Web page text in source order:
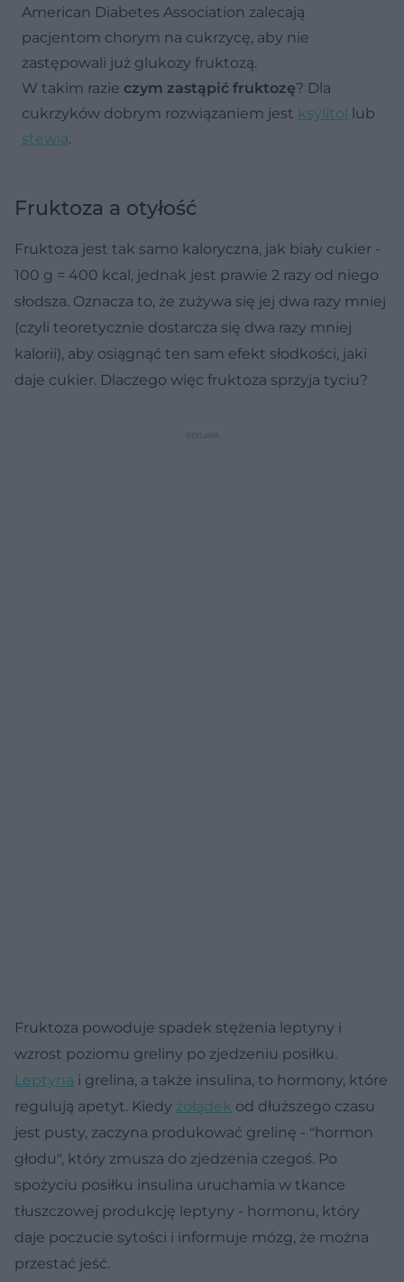
American Diabetes Association zalecają
pacjentom chorym na cukrzycę, aby nie
zastępowali już glukozy fruktozą.
W takim razie czym zastąpić fruktozę? Dla
cukrzyków dobrym rozwiązaniem jest ksylitol lub
stewia.
Fruktoza a otyłość
Fruktoza jest tak samo kaloryczna, jak biały cukier -
100 g = 400 kcal, jednak jest prawie 2 razy od niego
słodsza. Oznacza to, że zużywa się jej dwa razy mniej
(czyli teoretycznie dostarcza się dwa razy mniej
kalorii), aby osiągnąć ten sam efekt słodkości, jaki
daje cukier. Dlaczego więc fruktoza sprzyja tyciu?
Fruktoza powoduje spadek stężenia leptyny i
wzrost poziomu greliny po zjedzeniu posiłku.
Leptyna i grelina, a także insulina, to hormony, które
regulują apetyt. Kiedy żołądek od dłuższego czasu
jest pusty, zaczyna produkować grelinę - "hormon
głodu", który zmusza do zjedzenia czegoś. Po
spożyciu posiłku insulina uruchamia w tkance
tłuszczowej produkcję leptyny - hormonu, który
daje poczucie sytości i informuje mózg, że można
przestać jeść.